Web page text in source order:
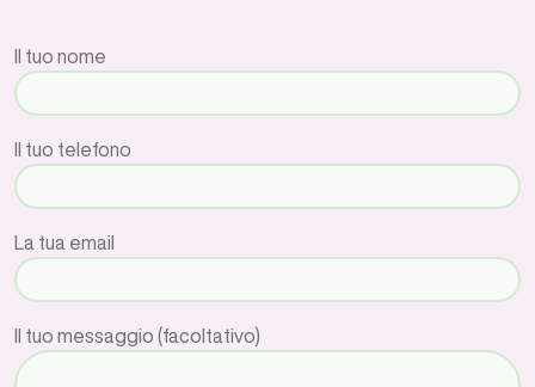
Il tuo nome
Il tuo telefono
La tua email
Il tuo messaggio (facoltativo)